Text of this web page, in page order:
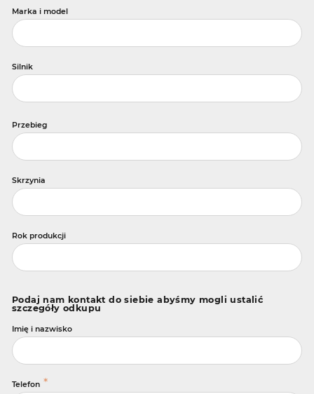
Marka i model
Silnik
Przebieg
Skrzynia
Rok produkcji
Podaj nam kontakt do siebie abyśmy mogli ustalić
szczegóły odkupu
Imię i nazwisko
Telefon *